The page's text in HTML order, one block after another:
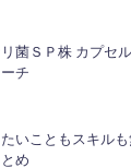
菌ＳＰ株 カプセ
チ
いこともスキル
め